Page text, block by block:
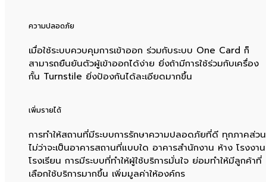
ความปลอดภัย
เมื่อใช้ระบบควบคุมการเข้าออก ร่วมกับระบบ One Card ก็
สามารถยืนยันตัวผู้เข้าออกได้ง่าย ยิ่งถ้ามีการใช้ร่วมกับเครื่อง
กั้น Turnstile ยิ่งป้องกันได้ละเอียดมากขึ้น
เพิ่มรายได้
การทำให้สถานที่มีระบบการรักษาความปลอดภัยที่ดี ทุกภาคส่วน
ไม่ว่าจะเป็นอาคารสถานที่แบบใด อาคารสำนักงาน ห้าง โรงงาน
โรงเรียน การมีระบบที่ทำให้ผู้ใช้บริการมั่นใจ ย่อมทำให้มีลูกค้าที่
เลือกใช้บริการมากขึ้น เพิ่มมูลค่าให้องค์กร